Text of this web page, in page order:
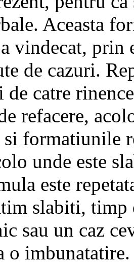
Aceasta
vindecat,
de cazuri.
de catre
refacere,
formatiunile
unde este
este
slabiti, timp
sau un caz
o imbunatatire.